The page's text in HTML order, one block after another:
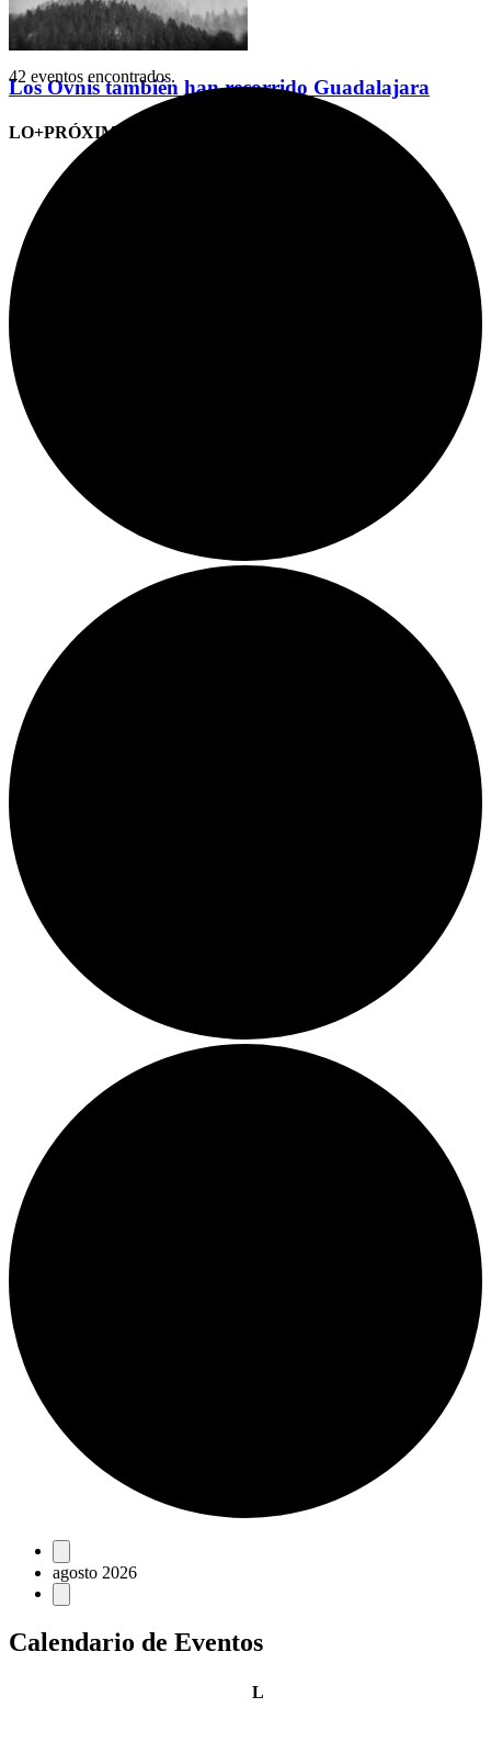
Los Ovnis también han recorrido Guadalajara
LO+PRÓXIMO (CITAS)
42 eventos encontrados.
Eventos
agosto 2026
Calendario de Eventos
Llunes